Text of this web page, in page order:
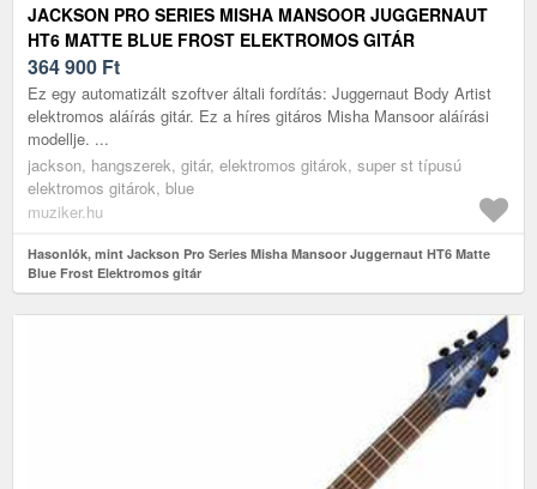
JACKSON PRO SERIES MISHA MANSOOR JUGGERNAUT
HT6 MATTE BLUE FROST ELEKTROMOS GITÁR
364 900 Ft
Ez egy automatizált szoftver általi fordítás: Juggernaut Body Artist
elektromos aláírás gitár. Ez a híres gitáros Misha Mansoor aláírási
modellje. ...
jackson, hangszerek, gitár, elektromos gitárok, super st típusú
elektromos gitárok, blue
muziker.hu
Hasonlók, mint Jackson Pro Series Misha Mansoor Juggernaut HT6 Matte
Blue Frost Elektromos gitár